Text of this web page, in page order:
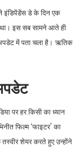
ने इंडिपेंडेंस डे के दिन एक
था। इस सब सामने आते ही
में पता चला है। ऋतिक
पर हर किसी का ध्यान
फिल्म ‘फाइटर’ का
शेयर करते हुए उन्होंने